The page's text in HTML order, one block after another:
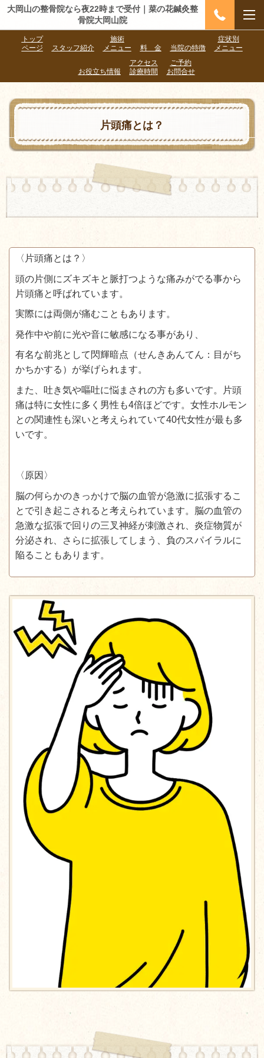
大岡山の整骨院なら夜22時まで受付｜菜の花鍼灸整
骨院大岡山院
トップ
ページ
スタッフ紹介
施術
メニュー
料 金 当院の特徴
症状別
メニュー
お役立ち情報
アクセス
診療時間
ご予約
お問合せ
片頭痛とは？
〈片頭痛とは？〉
頭の片側にズキズキと脈打つような痛みがでる事から
片頭痛と呼ばれています。
実際には両側が痛むこともあります。
発作中や前に光や音に敏感になる事があり、
有名な前兆として閃輝暗点（せんきあんてん：目がち
かちかする）が挙げられます。
また、吐き気や嘔吐に悩まされの方も多いです。片頭
痛は特に女性に多く男性も4倍ほどです。女性ホルモン
との関連性も深いと考えられていて40代女性が最も多
いです。
〈原因〉
脳の何らかのきっかけで脳の血管が急激に拡張するこ
とで引き起こされると考えられています。脳の血管の
急激な拡張で回りの三叉神経が刺激され、炎症物質が
分泌され、さらに拡張してしまう、負のスパイラルに
陥ることもあります。